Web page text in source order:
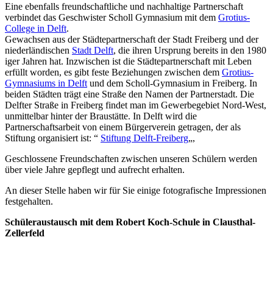
Eine ebenfalls freundschaftliche und nachhaltige Partnerschaft
verbindet das Geschwister Scholl Gymnasium mit dem Grotius-
College in Delft.
Gewachsen aus der Städtepartnerschaft der Stadt Freiberg und der
niederländischen Stadt Delft, die ihren Ursprung bereits in den 1980
iger Jahren hat. Inzwischen ist die Städtepartnerschaft mit Leben
erfüllt worden, es gibt feste Beziehungen zwischen dem Grotius-
Gymnasiums in Delft und dem Scholl-Gymnasium in Freiberg. In
beiden Städten trägt eine Straße den Namen der Partnerstadt. Die
Delfter Straße in Freiberg findet man im Gewerbegebiet Nord-West,
unmittelbar hinter der Braustätte. In Delft wird die
Partnerschaftsarbeit von einem Bürgerverein getragen, der als
Stiftung organisiert ist: “ Stiftung Delft-Freiberg„,
Geschlossene Freundschaften zwischen unseren Schülern werden
über viele Jahre gepflegt und aufrecht erhalten.
An dieser Stelle haben wir für Sie einige fotografische Impressionen
festgehalten.
Schüleraustausch mit dem Robert Koch-Schule in Clausthal-
Zellerfeld